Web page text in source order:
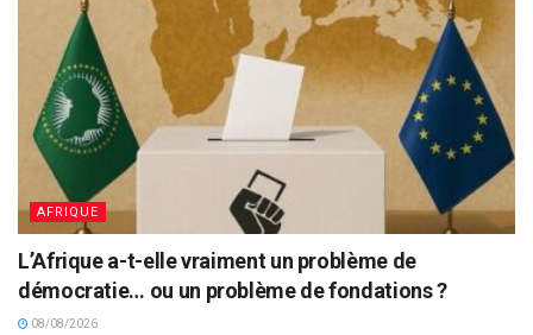
AFRIQUE
L’Afrique a-t-elle vraiment un problème de
démocratie… ou un problème de fondations ?
08/08/2026